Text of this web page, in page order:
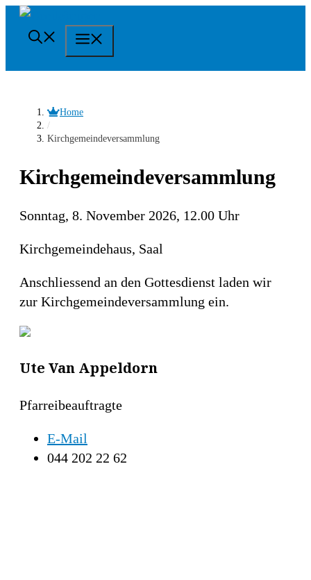
Springe
zum
Home
/
Kirchgemeindeversammlung
Kirchgemeindeversammlung
Sonntag, 8. November 2026, 12.00 Uhr
Kirchgemeindehaus, Saal
Anschliessend an den Gottesdienst laden wir
zur Kirchgemeindeversammlung ein.
Ute Van Appeldorn
Pfarreibeauftragte
E-Mail
044 202 22 62